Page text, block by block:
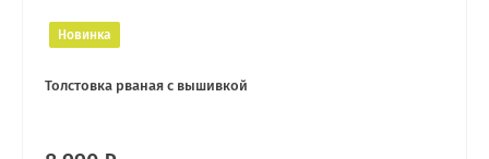
Новинка
Толстовка рваная с вышивкой